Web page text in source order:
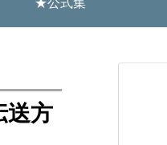
★公式集
送方